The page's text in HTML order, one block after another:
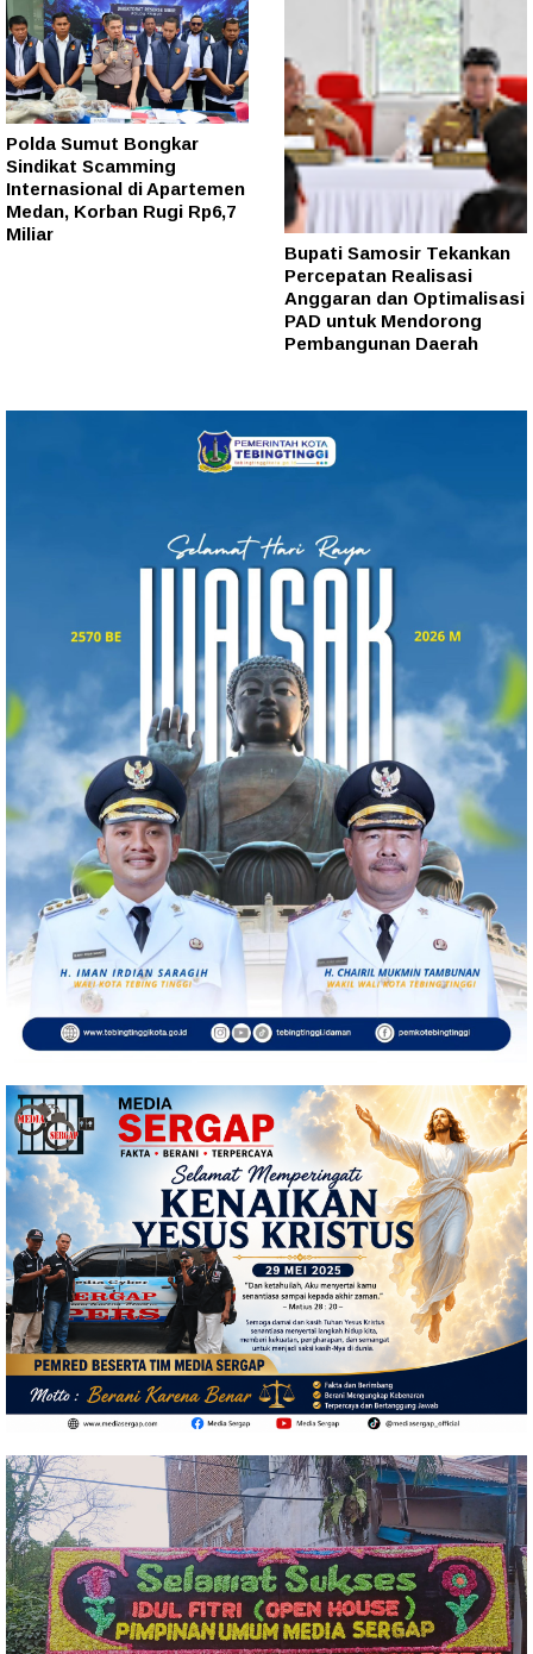
Polda Sumut Bongkar
Sindikat Scamming
Internasional di Apartemen
Medan, Korban Rugi Rp6,7
Miliar
Bupati Samosir Tekankan
Percepatan Realisasi
Anggaran dan Optimalisasi
PAD untuk Mendorong
Pembangunan Daerah